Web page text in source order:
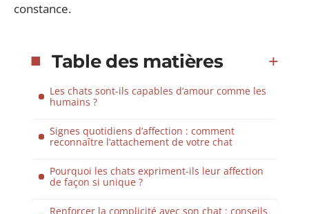
constance.
Table des matières
Les chats sont-ils capables d’amour comme les
humains ?
Signes quotidiens d’affection : comment
reconnaître l’attachement de votre chat
Pourquoi les chats expriment-ils leur affection
de façon si unique ?
Renforcer la complicité avec son chat : conseils